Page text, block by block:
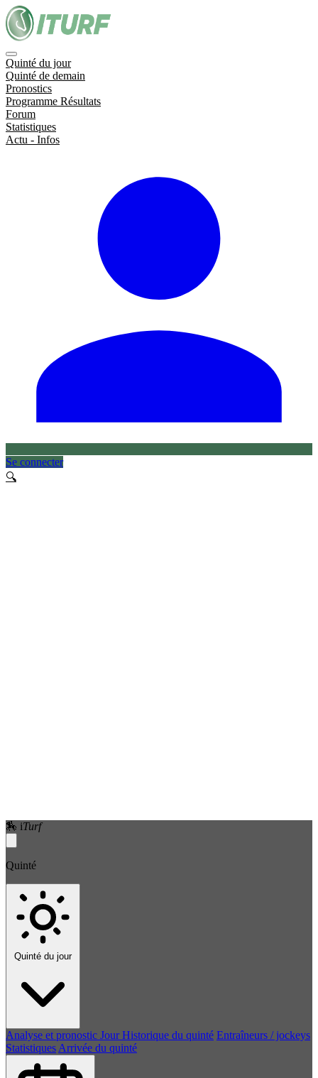
Quinté du jour
Quinté de demain
Pronostics
Programme Résultats
Forum
Statistiques
Actu - Infos
Se connecter
🔍
🏇 iTurf
Quinté
Quinté du jour
Analyse et pronostic Jour Historique du quinté Entraîneurs / jockeys
Statistiques Arrivée du quinté